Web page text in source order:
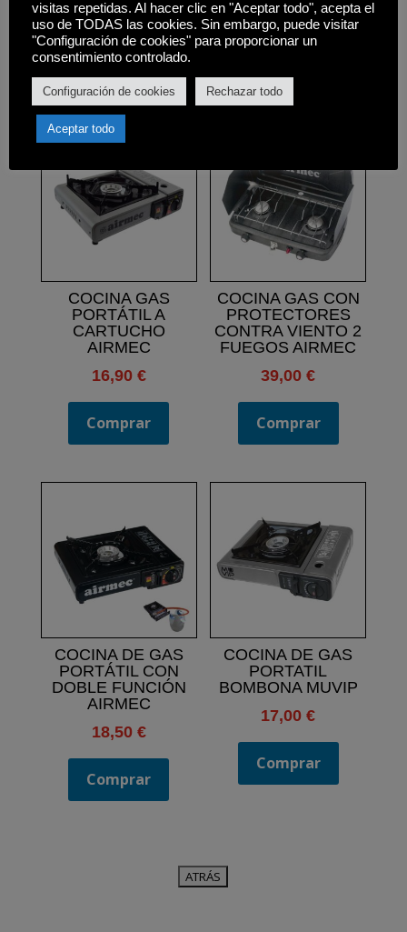
Productos relacionados
COCINA GAS
PORTÁTIL A
CARTUCHO
AIRMEC
16,90 €
Comprar
COCINA GAS CON
PROTECTORES
CONTRA VIENTO 2
FUEGOS AIRMEC
39,00€
Comprar
COCINA DE GAS
PORTÁTIL CON
DOBLE FUNCIÓN
AIRMEC
18,50 €
Comprar
COCINA DE GAS
PORTATIL
BOMBONA MUVIP
17,00€
Comprar
visitas repetidas. Al hacer clic en "Aceptar todo", acepta el
uso de TODAS las cookies. Sin embargo, puede visitar
"Configuración de cookies" para proporcionar un
consentimiento controlado.
Configuración de cookies Rechazar todo
Aceptar todo